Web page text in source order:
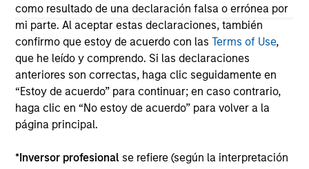
como resultado de una declaración falsa o errónea por
mi parte. Al aceptar estas declaraciones, también
confirmo que estoy de acuerdo con lasTerms of Use,
que he leído y comprendo. Si las declaraciones
anteriores son correctas, haga clic seguidamente en
“Estoy de acuerdo” para continuar; en caso contrario,
haga clic en “No estoy de acuerdo” para volver a la
página principal.
*Inversor profesional se refiere (según la interpretación
Please refer to the strategy detail page for important
information on the strategy, including additional risk
considerations.